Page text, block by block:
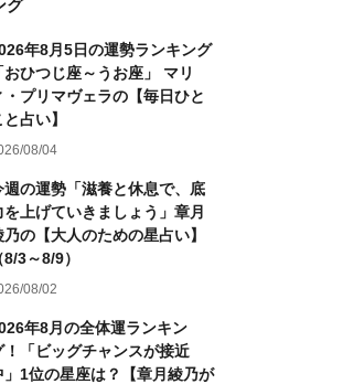
グ
年8月5日の運勢ランキング
おひつじ座～うお座」 マリ
・プリマヴェラの【毎日ひと
と占い】
08/04
週の運勢「滋養と休息で、底
を上げていきましょう」章月
乃の【大人のための星占い】
8/3～8/9）
08/02
年8月の全体運ランキン
！「ビッグチャンスが接近
」1位の星座は？【章月綾乃が